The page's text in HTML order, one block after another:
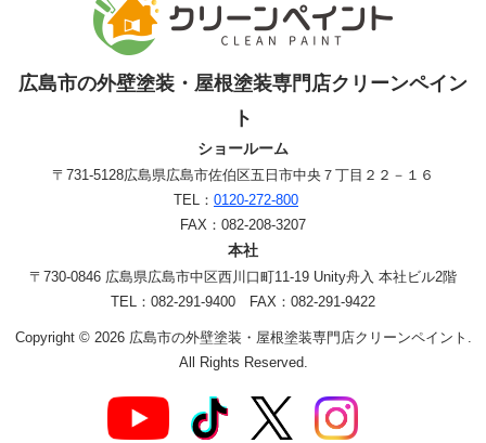
広島市の外壁塗装・屋根塗装専門店クリーンペイン
ト
ショールーム
〒731-5128広島県広島市佐伯区五日市中央７丁目２２－１６
TEL： 0120-272-800
FAX：082-208-3207
本社
〒730-0846 広島県広島市中区西川口町11-19 Unity舟入 本社ビル2階
TEL：082-291-9400 FAX：082-291-9422
Copyright © 2026 広島市の外壁塗装・屋根塗装専門店クリーンペイント.
All Rights Reserved.